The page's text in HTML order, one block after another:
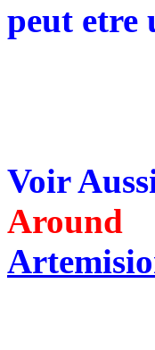
peut etre
Voir
Around